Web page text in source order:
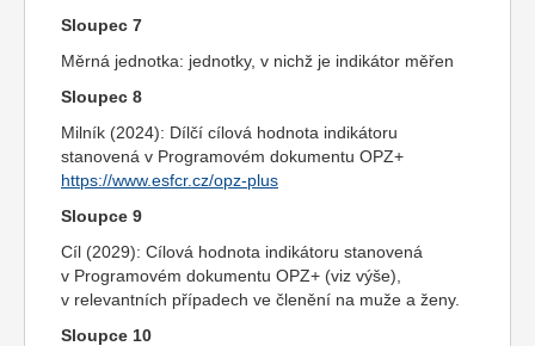
Sloupec 7
Měrná jednotka: jednotky, v nichž je indikátor měřen
Sloupec 8
Milník (2024): Dílčí cílová hodnota indikátoru
stanovená v Programovém dokumentu OPZ+
https://www.esfcr.cz/opz-plus
Sloupce 9
Cíl (2029): Cílová hodnota indikátoru stanovená
v Programovém dokumentu OPZ+ (viz výše),
v relevantních případech ve členění na muže a ženy.
Sloupce 10